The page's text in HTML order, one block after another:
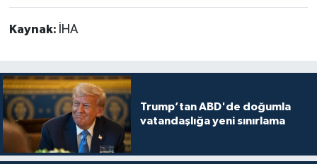
Kaynak: İHA
Trump’tan ABD'de doğumla
vatandaşlığa yeni sınırlama